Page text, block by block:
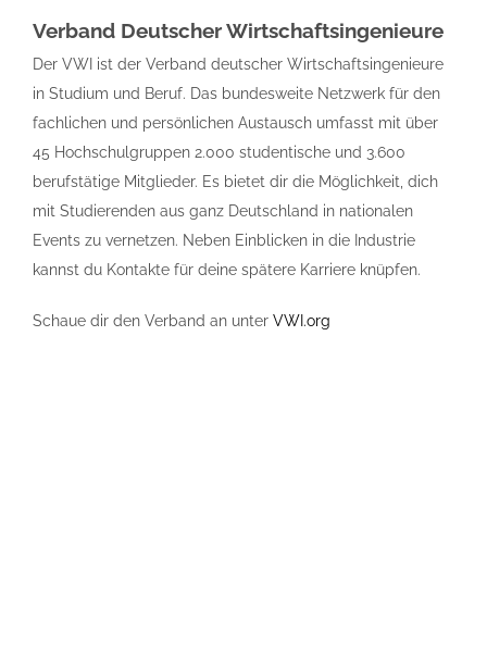
Verband Deutscher Wirtschaftsingenieure
Der VWI ist der Verband deutscher Wirtschaftsingenieure
in Studium und Beruf. Das bundesweite Netzwerk für den
fachlichen und persönlichen Austausch umfasst mit über
45 Hochschulgruppen 2.000 studentische und 3.600
berufstätige Mitglieder. Es bietet dir die Möglichkeit, dich
mit Studierenden aus ganz Deutschland in nationalen
Events zu vernetzen. Neben Einblicken in die Industrie
kannst du Kontakte für deine spätere Karriere knüpfen.
Schaue dir den Verband an unter VWI.org